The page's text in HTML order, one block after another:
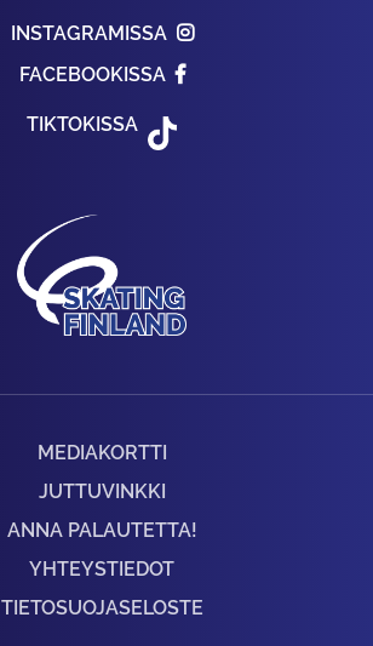
INSTAGRAMISSA
FACEBOOKISSA
TIKTOKISSA
MEDIAKORTTI
JUTTUVINKKI
ANNA PALAUTETTA!
YHTEYSTIEDOT
TIETOSUOJASELOSTE